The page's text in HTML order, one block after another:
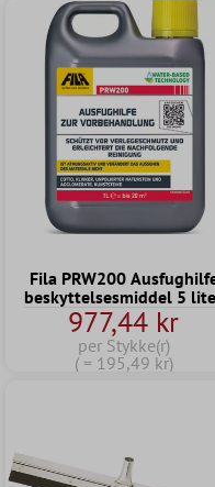
Fila PRW200
beskyttelsesmiddel 5
977,44 kr
per Stykke(r)
( = 195,49 kr)